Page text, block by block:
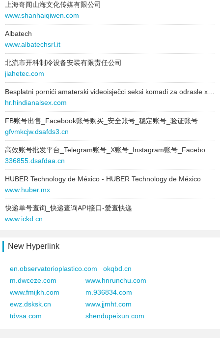
上海奇闻山海文化传媒有限公司
www.shanhaiqiwen.com
Albatech
www.albatechsrl.it
北流市开科制冷设备安装有限责任公司
jiahetec.com
hr.hindianalsex.com
FB账号出售_Facebook账号购买_安全账号_稳定账号_验证账号
gfvmkcjw.dsafds3.cn
336855.dsafdaa.cn
HUBER Technology de México - HUBER Technology de México
www.huber.mx
快递单号查询_快递查询API接口-爱查快递
www.ickd.cn
New Hyperlink
en.observatorioplastico.com
okqbd.cn
m.dwceze.com
www.hnrunchu.com
www.fmijkh.com
m.936834.com
ewz.dsksk.cn
www.jjmht.com
tdvsa.com
shendupeixun.com